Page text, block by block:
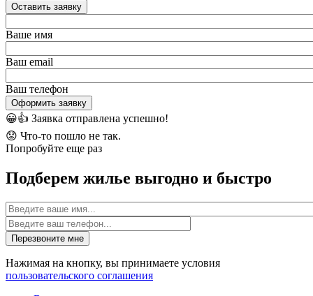
Оставить заявку
Ваше имя
Ваш email
Ваш телефон
Оформить заявку
😀👍 Заявка отправлена успешно!
😟 Что-то пошло не так.
Попробуйте еще раз
Подберем жилье выгодно и быстро
Имя
Перезвоните мне
Нажимая на кнопку, вы принимаете условия
пользовательского соглашения